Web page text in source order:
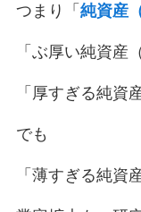
つまり「 純資産
「ぶ厚い純資産
「厚すぎる純資
でも
「薄すぎる純資